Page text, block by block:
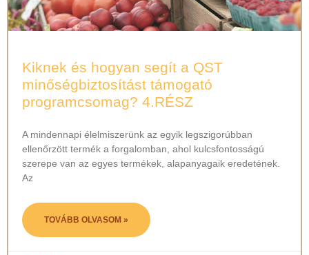
Kiknek és hogyan segít a QST
minőségbiztosítást támogató
programcsomag? 4.RÉSZ
A mindennapi élelmiszerünk az egyik legszigorúbban
ellenőrzött termék a forgalomban, ahol kulcsfontosságú
szerepe van az egyes termékek, alapanyagaik eredetének.
Az
TOVÁBB OLVASOM »